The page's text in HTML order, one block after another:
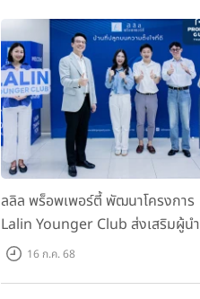
ลลิล พร็อพเพอร์ตี้ พัฒนาโครงการ
Lalin Younger Club ส่งเสริมผู้นำ
รุ่นใหม่ พัฒนาองค์กรสู่อนาคต
16 ก.ค. 68